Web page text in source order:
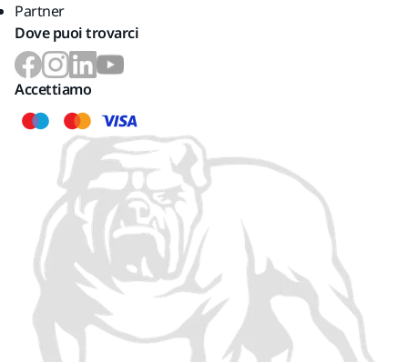
Partner
Dove puoi trovarci
Accettiamo